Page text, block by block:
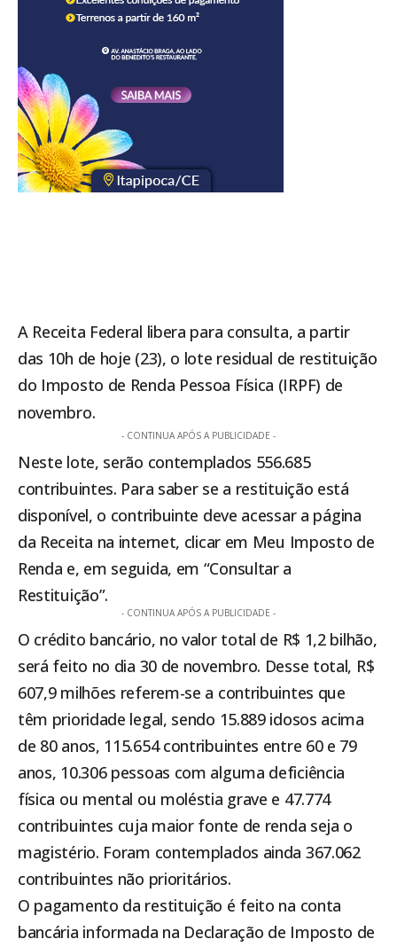
A Receita Federal libera para consulta, a partir
das 10h de hoje (23), o lote residual de restituição
do Imposto de Renda Pessoa Física (IRPF) de
novembro.
- CONTINUA APÓS A PUBLICIDADE -
Neste lote, serão contemplados 556.685
contribuintes. Para saber se a restituição está
disponível, o contribuinte deve acessar a página
da Receita na internet, clicar em Meu Imposto de
Renda e, em seguida, em “Consultar a
Restituição”.
- CONTINUA APÓS A PUBLICIDADE -
O crédito bancário, no valor total de R$ 1,2 bilhão,
será feito no dia 30 de novembro. Desse total, R$
607,9 milhões referem-se a contribuintes que
têm prioridade legal, sendo 15.889 idosos acima
de 80 anos, 115.654 contribuintes entre 60 e 79
anos, 10.306 pessoas com alguma deficiência
física ou mental ou moléstia grave e 47.774
contribuintes cuja maior fonte de renda seja o
magistério. Foram contemplados ainda 367.062
contribuintes não prioritários.
O pagamento da restituição é feito na conta
bancária informada na Declaração de Imposto de